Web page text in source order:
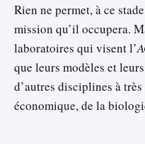
Rien ne permet, à ce
mission qu’il occupera.
laboratoires qui visent l’
que leurs modèles et
d’autres disciplines à
économique, de la